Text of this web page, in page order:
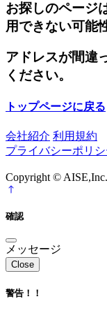
お探しのページ
用できない可能
アドレスが間違
ください。
トップページに戻る
会社紹介 利用規約
プライバシーポリシ
Copyright ©
確認
メッセージ
Close
警告！！